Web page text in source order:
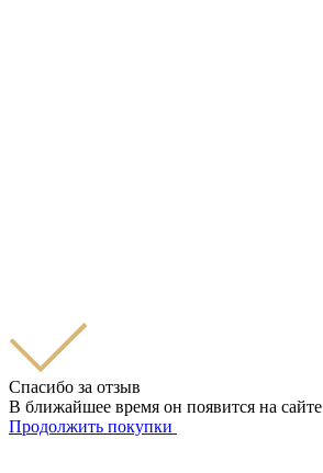
Спасибо за отзыв
В ближайшее время он появится на сайте
Продолжить покупки